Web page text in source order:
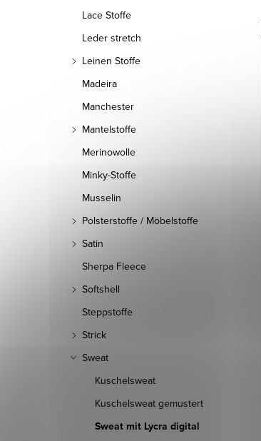
Lace Stoffe
Leder stretch
Leinen Stoffe
Madeira
Manchester
Mantelstoffe
Merinowolle
Minky-Stoffe
Musselin
Polsterstoffe / Möbelstoffe
Satin
Sherpa Fleece
Softshell
Steppstoffe
Strick
Sweat
Kuschelsweat
Kuschelsweat gemustert
Sweat mit Lycra digital